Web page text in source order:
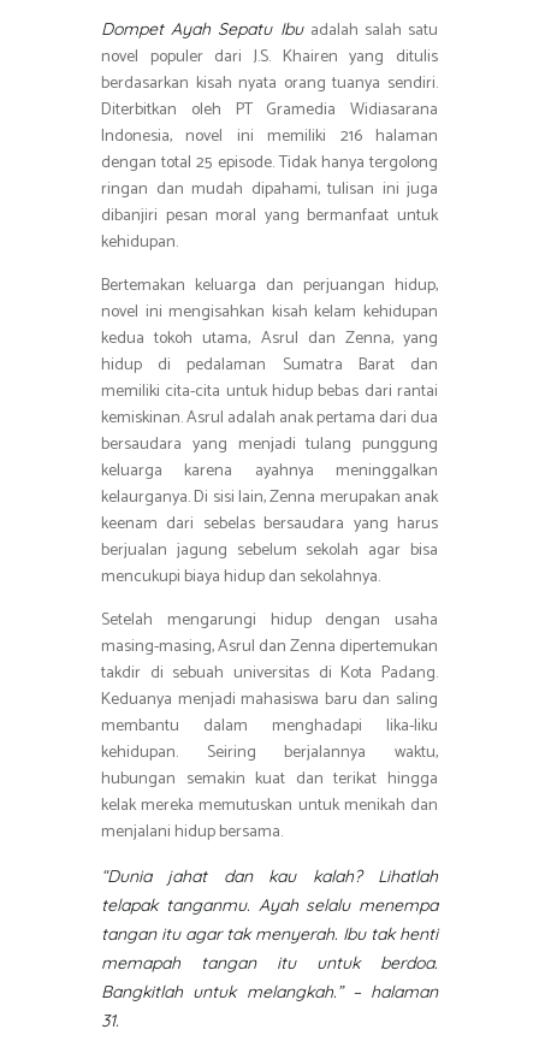
Dompet Ayah Sepatu Ibu adalah salah satu
novel populer dari J.S. Khairen yang ditulis
berdasarkan kisah nyata orang tuanya sendiri.
Diterbitkan oleh PT Gramedia Widiasarana
Indonesia, novel ini memiliki 216 halaman
dengan total 25 episode. Tidak hanya tergolong
ringan dan mudah dipahami, tulisan ini juga
dibanjiri pesan moral yang bermanfaat untuk
kehidupan.
Bertemakan keluarga dan perjuangan hidup,
novel ini mengisahkan kisah kelam kehidupan
kedua tokoh utama, Asrul dan Zenna, yang
hidup di pedalaman Sumatra Barat dan
memiliki cita-cita untuk hidup bebas dari rantai
kemiskinan. Asrul adalah anak pertama dari dua
bersaudara yang menjadi tulang punggung
keluarga karena ayahnya meninggalkan
kelaurganya. Di sisi lain, Zenna merupakan anak
keenam dari sebelas bersaudara yang harus
berjualan jagung sebelum sekolah agar bisa
mencukupi biaya hidup dan sekolahnya.
Setelah mengarungi hidup dengan usaha
masing-masing, Asrul dan Zenna dipertemukan
takdir di sebuah universitas di Kota Padang.
Keduanya menjadi mahasiswa baru dan saling
membantu dalam menghadapi lika-liku
kehidupan. Seiring berjalannya waktu,
hubungan semakin kuat dan terikat hingga
kelak mereka memutuskan untuk menikah dan
menjalani hidup bersama.
“Dunia jahat dan kau kalah? Lihatlah
telapak tanganmu. Ayah selalu menempa
tangan itu agar tak menyerah. Ibu tak henti
memapah tangan itu untuk berdoa.
Bangkitlah untuk melangkah.” – halaman
31.